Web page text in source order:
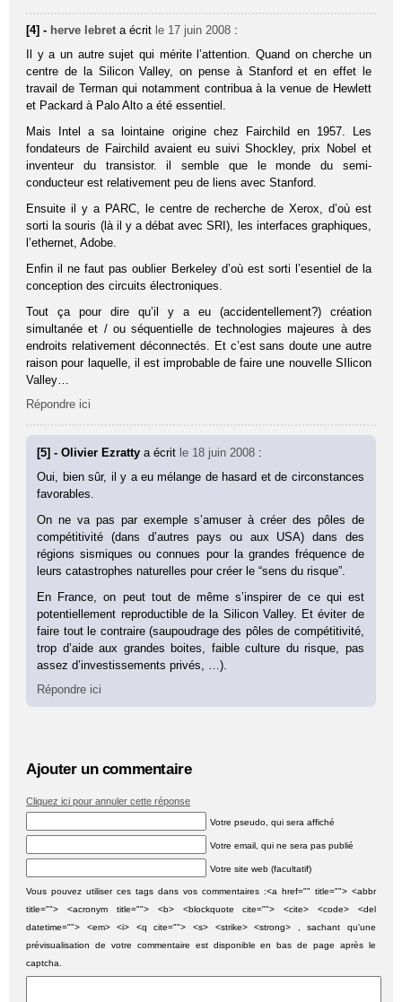
[4] - herve lebret a écrit le 17 juin 2008 :
Il y a un autre sujet qui mérite l’attention. Quand on cherche un
centre de la Silicon Valley, on pense à Stanford et en effet le
travail de Terman qui notamment contribua à la venue de Hewlett
et Packard à Palo Alto a été essentiel.
Mais Intel a sa lointaine origine chez Fairchild en 1957. Les
fondateurs de Fairchild avaient eu suivi Shockley, prix Nobel et
inventeur du transistor. il semble que le monde du semi-
conducteur est relativement peu de liens avec Stanford.
Ensuite il y a PARC, le centre de recherche de Xerox, d’où est
sorti la souris (là il y a débat avec SRI), les interfaces graphiques,
l’ethernet, Adobe.
Enfin il ne faut pas oublier Berkeley d’où est sorti l’esentiel de la
conception des circuits électroniques.
Tout ça pour dire qu’il y a eu (accidentellement?) création
simultanée et / ou séquentielle de technologies majeures à des
endroits relativement déconnectés. Et c’est sans doute une autre
raison pour laquelle, il est improbable de faire une nouvelle SIlicon
Valley…
Répondre ici
[5] - Olivier Ezrattya écrit le 18 juin 2008 :
Oui, bien sûr, il y a eu mélange de hasard et de circonstances
favorables.
On ne va pas par exemple s’amuser à créer des pôles de
compétitivité (dans d’autres pays ou aux USA) dans des
régions sismiques ou connues pour la grandes fréquence de
leurs catastrophes naturelles pour créer le “sens du risque”.
En France, on peut tout de même s’inspirer de ce qui est
potentiellement reproductible de la Silicon Valley. Et éviter de
faire tout le contraire (saupoudrage des pôles de compétitivité,
trop d’aide aux grandes boites, faible culture du risque, pas
assez d’investissements privés, …).
Répondre ici
Ajouter un commentaire
Cliquez ici pour annuler cette réponse
Votre pseudo, qui sera affiché
Votre email, qui ne sera pas publié
Votre site web (facultatif)
Vous pouvez utiliser ces tags dans vos commentaires :<a href="" title=""> <abbr
title=""> <acronym title=""> <b> <blockquote cite=""> <cite> <code> <del
datetime=""> <em> <i> <q cite=""> <s> <strike> <strong> , sachant qu'une
prévisualisation de votre commentaire est disponible en bas de page après le
captcha.